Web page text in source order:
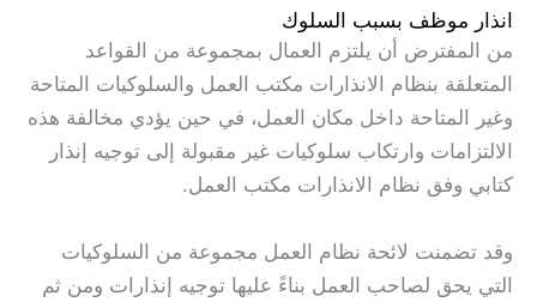
انذار موظف بسبب السلوك
من المفترض أن يلتزم العمال بمجموعة من القواعد
المتعلقة بنظام الانذارات مكتب العمل والسلوكيات المتاحة
وغير المتاحة داخل مكان العمل، في حين يؤدي مخالفة هذه
الالتزامات وارتكاب سلوكيات غير مقبولة إلى توجيه إنذار
كتابي وفق نظام الانذارات مكتب العمل.
وقد تضمنت لائحة نظام العمل مجموعة من السلوكيات
التي يحق لصاحب العمل بناءً عليها توجيه إنذارات ومن ثم